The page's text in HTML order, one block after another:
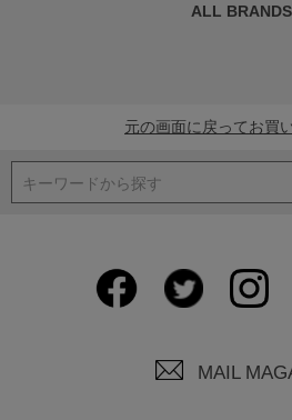
ALL BRANDS
元の画面に戻ってお買
キーワードから探す
MAIL